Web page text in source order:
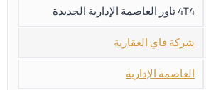
4T4 تاور العاصمة الإدارية الجديدة
شركة فاي العقارية
العاصمة الإدارية